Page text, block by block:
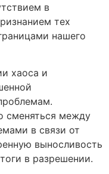
в
тех
нашего
хаоса и
сменяться между
в связи от
выносливость
в разрешении.